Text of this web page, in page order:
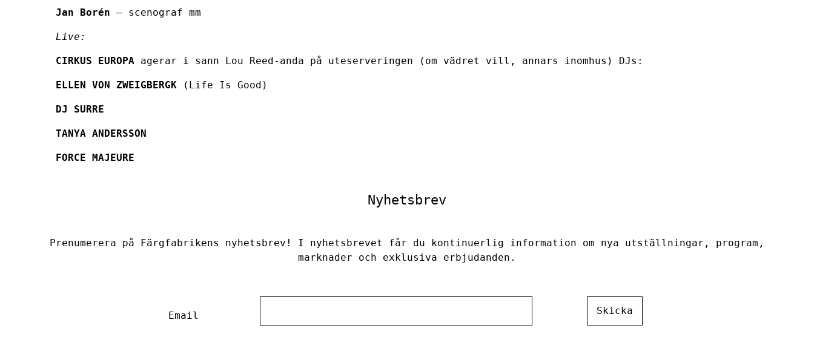
Jan Borén – scenograf mm
Live:
CIRKUS EUROPA agerar i sann Lou Reed-anda på uteserveringen (om vädret vill, annars inomhus) DJs:
ELLEN VON ZWEIGBERGK (Life Is Good)
DJ SURRE
TANYA ANDERSSON
FORCE MAJEURE
Nyhetsbrev
Prenumerera på Färgfabrikens nyhetsbrev! I nyhetsbrevet får du kontinuerlig information om nya utställningar, program,
marknader och exklusiva erbjudanden.
Email Skicka